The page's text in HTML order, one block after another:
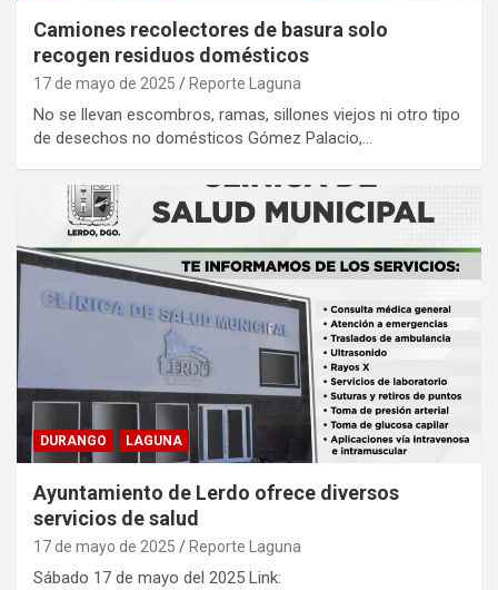
Camiones recolectores de basura solo
recogen residuos domésticos
17 de mayo de 2025 Reporte Laguna
No se llevan escombros, ramas, sillones viejos ni otro tipo
de desechos no domésticos Gómez Palacio,…
DURANGO LAGUNA
Ayuntamiento de Lerdo ofrece diversos
servicios de salud
17 de mayo de 2025 Reporte Laguna
Sábado 17 de mayo del 2025 Link: